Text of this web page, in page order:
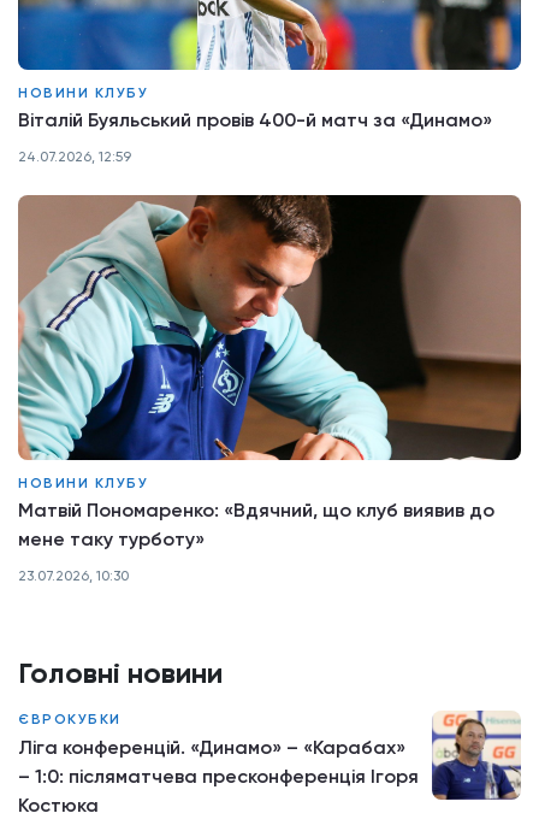
Головні новини
ЄВРОКУБКИ
Ліга конференцій. «Динамо» – «Карабах»
– 1:0: післяматчева пресконференція Ігоря
Костюка
НОВИНИ КЛУБУ
Віталій Буяльський провів 400-й матч за «Динамо»
24.07.2026, 12:59
НОВИНИ КЛУБУ
Матвій Пономаренко: «Вдячний, що клуб виявив до
мене таку турботу»
23.07.2026, 10:30